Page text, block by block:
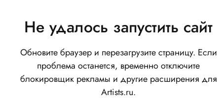
Не удалось запустить сайт
Обновите браузер и перезагрузите страницу. Если
проблема останется, временно отключите
блокировщик рекламы и другие расширения для
Artists.ru.